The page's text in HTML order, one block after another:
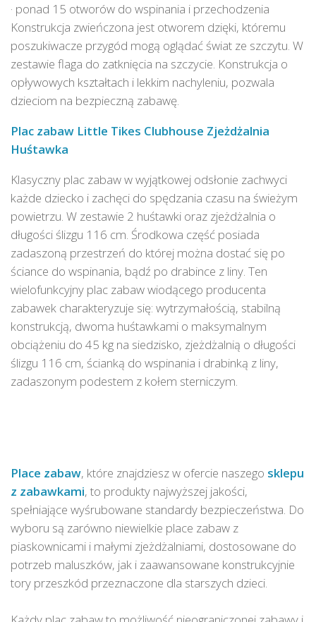
· ponad 15 otworów do wspinania i przechodzenia
Konstrukcja zwieńczona jest otworem dzięki, któremu
poszukiwacze przygód mogą oglądać świat ze szczytu. W
zestawie flaga do zatknięcia na szczycie. Konstrukcja o
opływowych kształtach i lekkim nachyleniu, pozwala
dzieciom na bezpieczną zabawę.
Plac zabaw Little Tikes Clubhouse Zjeżdżalnia
Huśtawka
Klasyczny plac zabaw w wyjątkowej odsłonie zachwyci
każde dziecko i zachęci do spędzania czasu na świeżym
powietrzu. W zestawie 2 huśtawki oraz zjeżdżalnia o
długości ślizgu 116 cm. Środkowa część posiada
zadaszoną przestrzeń do której można dostać się po
ściance do wspinania, bądź po drabince z liny. Ten
wielofunkcyjny plac zabaw wiodącego producenta
zabawek charakteryzuje się: wytrzymałością, stabilną
konstrukcją, dwoma huśtawkami o maksymalnym
obciążeniu do 45 kg na siedzisko, zjeżdżalnią o długości
ślizgu 116 cm, ścianką do wspinania i drabinką z liny,
zadaszonym podestem z kołem sterniczym.
Place zabaw, które znajdziesz w ofercie naszego sklepu
z zabawkami, to produkty najwyższej jakości,
spełniające wyśrubowane standardy bezpieczeństwa. Do
wyboru są zarówno niewielkie place zabaw z
piaskownicami i małymi zjeżdżalniami, dostosowane do
potrzeb maluszków, jak i zaawansowane konstrukcyjnie
tory przeszkód przeznaczone dla starszych dzieci.